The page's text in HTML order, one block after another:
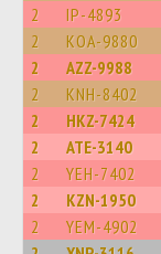
2 IP-4893
2 KOA-9880
2 AZZ-9988
2 KNH-8402
2 HKZ-7424
2 ATE-3140
2 YEH-7402
2 KZN-1950
2 YEM-4902